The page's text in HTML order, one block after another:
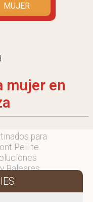
MUJER
mujer en
para
Pell te
Baleares,